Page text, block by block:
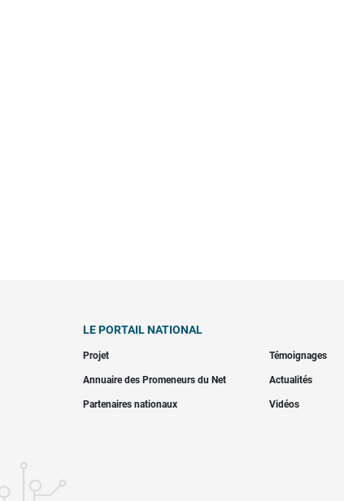
LE PORTAIL NATIONAL
Projet Témoignages
Annuaire des Promeneurs du Net Actualités
Partenaires nationaux Vidéos